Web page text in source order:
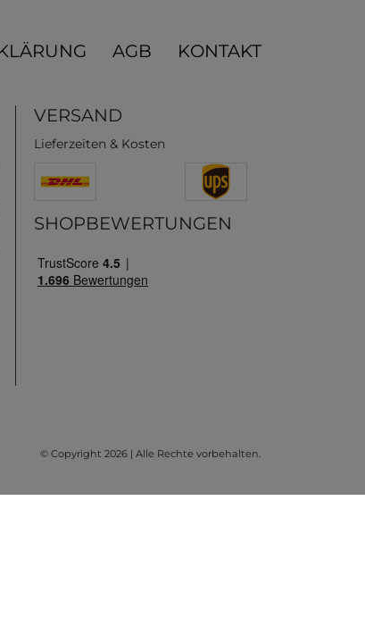
AGB KONTAKT
VERSAND
Lieferzeiten & Kosten
SHOPBEWERTUNGEN
© Copyright 2026 | Alle Rechte vorbehalten.